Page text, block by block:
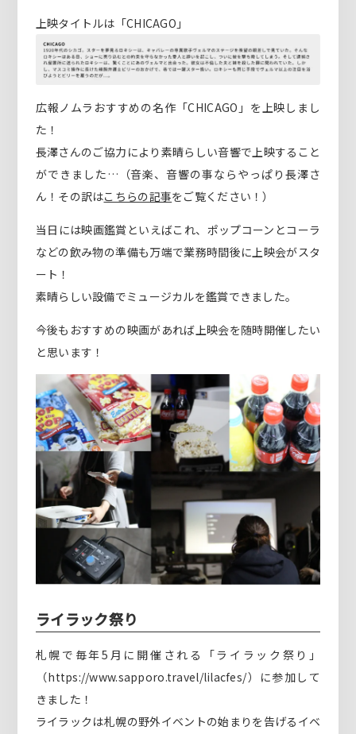
上映タイトルは「CHICAGO」
広報ノムラおすすめの名作「CHICAGO」を上映しまし
た！
長澤さんのご協力により素晴らしい音響で上映すること
ができました…（音楽、音響の事ならやっぱり長澤さ
ん！その訳はこちらの記事をご覧ください！）
当日には映画鑑賞といえばこれ、ポップコーンとコーラ
などの飲み物の準備も万端で業務時間後に上映会がスタ
ート！
素晴らしい設備でミュージカルを鑑賞できました。
今後もおすすめの映画があれば上映会を随時開催したい
と思います！
ライラック祭り
札幌で毎年5月に開催される「ライラック祭り」
（https://www.sapporo.travel/lilacfes/）に参加して
きました！
ライラックは札幌の野外イベントの始まりを告げるイベ